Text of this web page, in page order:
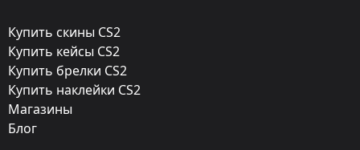
Finish catalog:
Популярность:
85 %
Купить скины CS2
Купить кейсы CS2
Купить брелки CS2
Купить наклейки CS2
Магазины
Блог